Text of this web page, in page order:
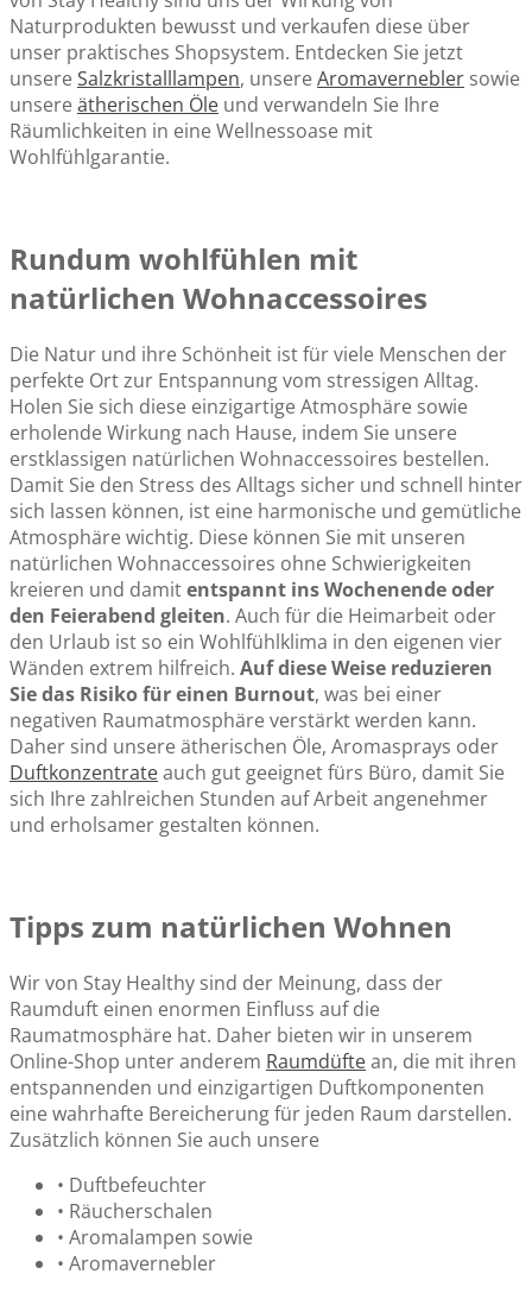
Naturprodukten bewusst und verkaufen diese über
unser praktisches Shopsystem. Entdecken Sie jetzt
unsereSalzkristalllampen, unsereAromavernebler sowie
unsereätherischen Öle und verwandeln Sie Ihre
Räumlichkeiten in eine Wellnessoase mit
Wohlfühlgarantie.
Rundum wohlfühlen mit
natürlichen Wohnaccessoires
Die Natur und ihre Schönheit ist für viele Menschen der
perfekte Ort zur Entspannung vom stressigen Alltag.
Holen Sie sich diese einzigartige Atmosphäre sowie
erholende Wirkung nach Hause, indem Sie unsere
erstklassigen natürlichen Wohnaccessoires bestellen.
Damit Sie den Stress des Alltags sicher und schnell hinter
sich lassen können, ist eine harmonische und gemütliche
Atmosphäre wichtig. Diese können Sie mit unseren
natürlichen Wohnaccessoires ohne Schwierigkeiten
kreieren und damitentspannt ins Wochenende oder
den Feierabend gleiten. Auch für die Heimarbeit oder
den Urlaub ist so ein Wohlfühlklima in den eigenen vier
Wänden extrem hilfreich. Auf diese Weise reduzieren
Sie das Risiko für einen Burnout, was bei einer
negativen Raumatmosphäre verstärkt werden kann.
Daher sind unsere ätherischen Öle, Aromasprays oder
Duftkonzentrateauch gut geeignet fürs Büro, damit Sie
sich Ihre zahlreichen Stunden auf Arbeit angenehmer
und erholsamer gestalten können.
Tipps zum natürlichen Wohnen
Wir von Stay Healthy sind der Meinung, dass der
Raumduft einen enormen Einfluss auf die
Raumatmosphäre hat. Daher bieten wir in unserem
Online-Shop unter anderem Raumdüftean, die mit ihren
entspannenden und einzigartigen Duftkomponenten
eine wahrhafte Bereicherung für jeden Raum darstellen.
Zusätzlich können Sie auch unsere
• Duftbefeuchter
• Räucherschalen
• Aromalampen sowie
• Aromavernebler